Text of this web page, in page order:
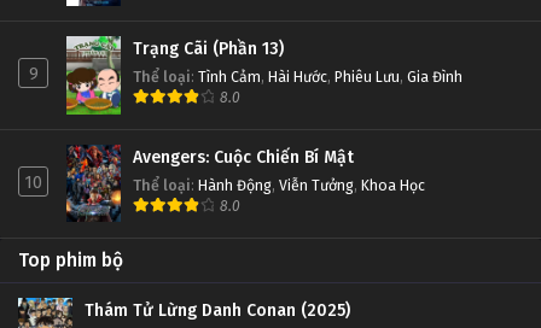
9
Trạng Cãi (Phần 13)
Thể loại: Tình Cảm, Hài Hước, Phiêu Lưu, Gia Đình
8.0
10
Avengers: Cuộc Chiến Bí Mật
Thể loại: Hành Động, Viễn Tưởng, Khoa Học
8.0
Top phim bộ
Thám Tử Lừng Danh Conan (2025)